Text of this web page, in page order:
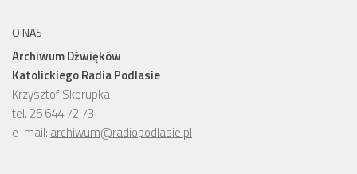
O NAS
Archiwum Dźwięków
Katolickiego Radia Podlasie
Krzysztof Skorupka
tel. 25 644 72 73
e-mail: archiwum@radiopodlasie.pl